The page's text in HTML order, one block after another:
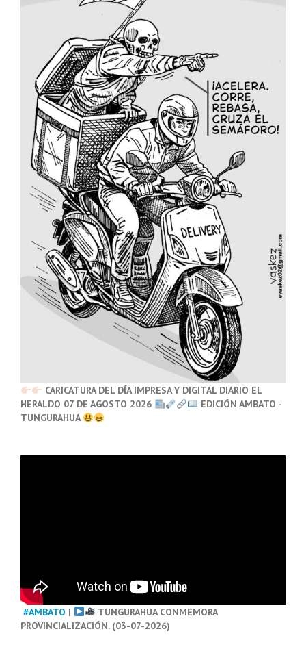
CARICATURA DEL DÍA IMPRESA Y DIGITAL DIARIO EL
HERALDO 07 DE AGOSTO 2026
EDICIÓN AMBATO -
TUNGURAHUA
#AMBATO |
TUNGURAHUA CONMEMORA
PROVINCIALIZACIÓN. (03-07-2026)